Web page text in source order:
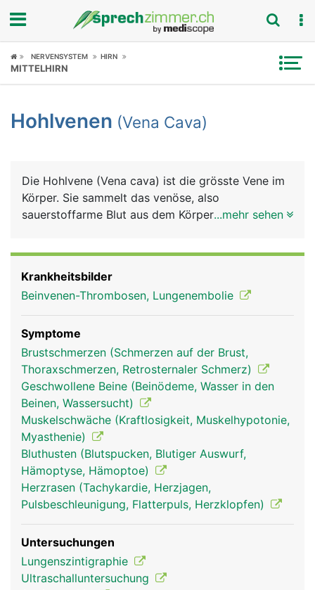
Fokus
Symptome
News
Rubriken
NERVENSYSTEM HIRN
MITTELHIRN
Hohlvenen (Vena Cava)
Die Hohlvene (Vena cava) ist die grösste Vene im
Körper. Sie sammelt das venöse, also
sauerstoffarme Blut aus dem Körper und leitet es
Hohlvenen, da sie in einen oberen und unteren
Abschnitt unterteilt wird. Die obere Hohlvene
sammelt das Blut aus der oberen Körperhälfte
(Kopf, Hals, Arme, Brust), die untere Hohlvene
sammelt das Blut aus der unteren Körperhälfte
(Beine, Beckenorgane und Bauchraum).
...mehr sehen
Krankheitsbilder
Beinvenen-Thrombosen, Lungenembolie
Symptome
Brustschmerzen (Schmerzen auf der Brust,
Thoraxschmerzen, Retrosternaler Schmerz)
Geschwollene Beine (Beinödeme, Wasser in den
Beinen, Wassersucht)
Muskelschwäche (Kraftlosigkeit, Muskelhypotonie,
Myasthenie)
Bluthusten (Blutspucken, Blutiger Auswurf,
Hämoptyse, Hämoptoe)
Herzrasen (Tachykardie, Herzjagen,
Pulsbeschleunigung, Flatterpuls, Herzklopfen)
Untersuchungen
Lungenszintigraphie
Ultraschalluntersuchung